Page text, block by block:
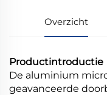
Overzicht
Productintroductie
De aluminium
geavanceerde